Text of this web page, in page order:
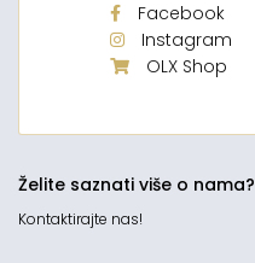
Facebook
Instagram
OLX Shop
Želite saznati više o nama?
Kontaktirajte nas!